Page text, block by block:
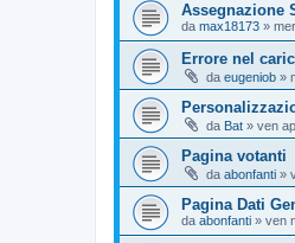
Assegnazione
da max18173 »
Errore nel
da eugeniob »
da Bat » ven
Pagina votanti
da abonfanti »
Pagina Dati
da abonfanti » ven